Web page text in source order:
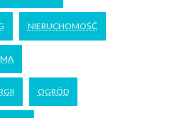
NIERUCHOMOŚĆ
OGRÓD